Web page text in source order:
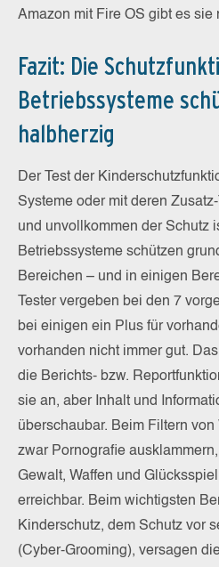
Amazon mit Fire OS gibt es sie
Fazit: Die
Betriebssysteme
halbherzig
Der Test der
Systeme oder mit deren
und unvollkommen der Schutz
Betriebssysteme schützen
Bereichen – und in einigen
Tester vergeben bei den 7
bei einigen ein Plus für
vorhanden nicht immer gut.
die Berichts- bzw.
sie an, aber Inhalt und
überschaubar. Beim Filtern
zwar Pornografie
Gewalt, Waffen und
erreichbar. Beim wichtigsten
Kinderschutz, dem Schutz vor
(Cyber-Grooming), versagen